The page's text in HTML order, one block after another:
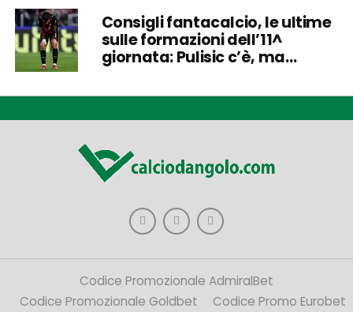
Consigli fantacalcio, le ultime
sulle formazioni dell’11^
giornata: Pulisic c’è, ma…
Codice Promozionale AdmiralBet
Codice Promozionale Goldbet
Codice Promo Eurobet